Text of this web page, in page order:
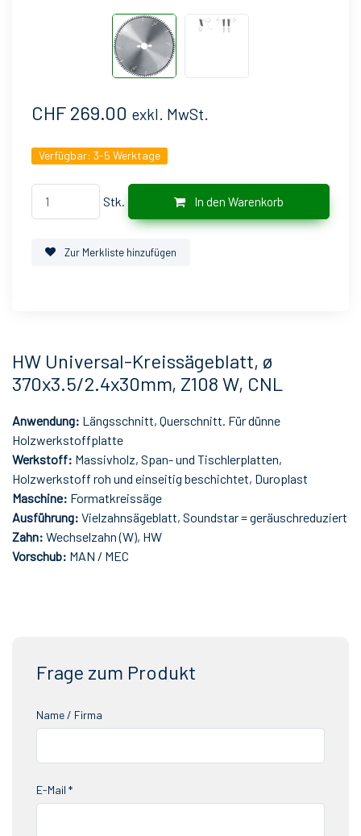
CHF 269.00 exkl. MwSt.
Verfügbar: 3-5 Werktage
Stk. In den Warenkorb
Zur Merkliste hinzufügen
HW Universal-Kreissägeblatt, ø
370x3.5/2.4x30mm, Z108 W, CNL
Anwendung: Längsschnitt, Querschnitt. Für dünne
Holzwerkstoffplatte
Werkstoff: Massivholz, Span- und Tischlerplatten,
Holzwerkstoff roh und einseitig beschichtet, Duroplast
Maschine: Formatkreissäge
Ausführung: Vielzahnsägeblatt, Soundstar = geräuschreduziert
Zahn: Wechselzahn (W), HW
Vorschub: MAN / MEC
Frage zum Produkt
Name / Firma
E-Mail *